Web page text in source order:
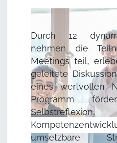
Durch 12
nehmen die
Meetings teil,
geleitete
eines wertvollen
Programm
Selbstreflexion,
umsetzbare